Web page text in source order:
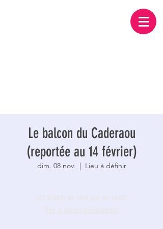
Le balcon du Caderaou
(reportée au 14 février)
dim. 08 nov.
  |
Lieu à définir